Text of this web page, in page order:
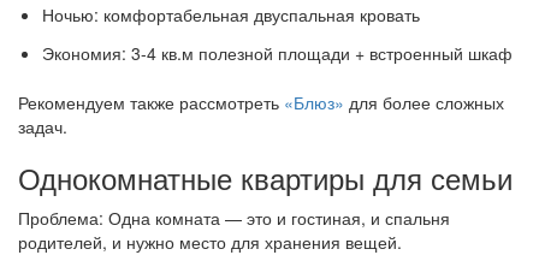
Ночью: комфортабельная двуспальная кровать
Экономия: 3-4 кв.м полезной площади + встроенный шкаф
Рекомендуем также рассмотреть «Блюз» для более сложных
задач.
Однокомнатные квартиры для семьи
Проблема: Одна комната — это и гостиная, и спальня
родителей, и нужно место для хранения вещей.